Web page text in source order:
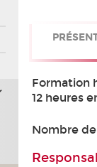
Formation
12 heures
Nombre